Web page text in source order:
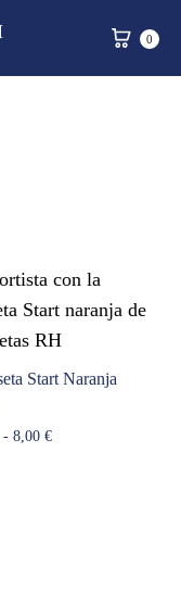
0
Start Naranja
- 8,00 €Rango